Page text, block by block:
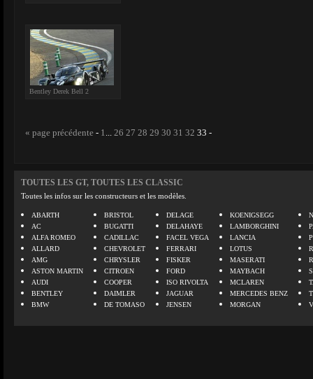
Bentley Derek Bell 2
« page précédente - 1... 26 27 28 29 30 31 32 33 -
TOUTES LES GT, TOUTES LES CLASSIC
Toutes les infos sur les constructeurs et les modèles.
ABARTH
AC
ALFA ROMEO
ALLARD
AMG
ASTON MARTIN
AUDI
BENTLEY
BMW
BRISTOL
BUGATTI
CADILLAC
CHEVROLET
CHRYSLER
CITROEN
COOPER
DAIMLER
DE TOMASO
DELAGE
DELAHAYE
FACEL VEGA
FERRARI
FISKER
FORD
ISO RIVOLTA
JAGUAR
JENSEN
KOENIGSEGG
LAMBORGHINI
LANCIA
LOTUS
MASERATI
MAYBACH
MCLAREN
MERCEDES BENZ
MORGAN